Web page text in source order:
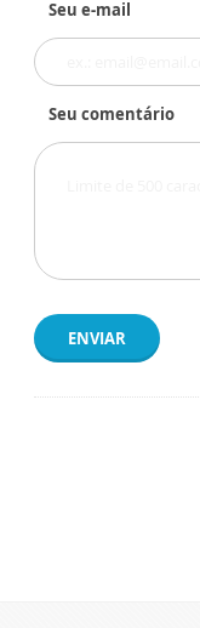
Seu e-mail
Seu comentário
ENVIAR